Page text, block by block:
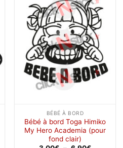
Ajouter
à la
wishlist
BÉBÉ À BORD
Bébé à bord Toga Himiko
My Hero Academia (pour
fond clair)